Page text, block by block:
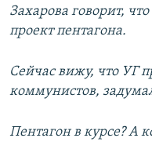
Захарова говорит,
проект пентагона.
Сейчас вижу, что УГ
коммунистов,
Пентагон в курсе? А